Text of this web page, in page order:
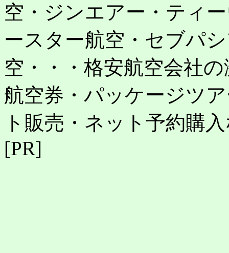
空・ジンエアー・ティ
ースター航空・セブパ
空・・・格安航空会社
航空券・パッケージツ
ト販売・ネット予約購
[PR]